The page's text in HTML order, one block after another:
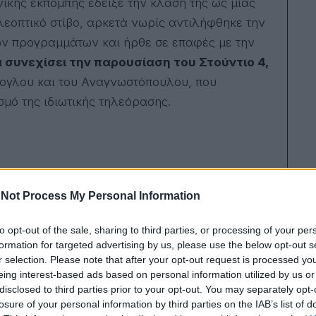
Not Process My Personal Information
opt-out of the sale, sharing to third parties, or processing of your
for targeted advertising by us, please use the below opt-out
selection. Please note that after your opt-out request is processed
interest-based ads based on personal information utilized by us
to third parties prior to your opt-out. You may separately
of your personal information by third parties on the IAB’s list of
εκπομπής έδειξε την κλάση της ως μιας
στίβο, αρκετά νωρίς αντιλήφθηκε την
προγραμμάτων και ήρθε σε επαφές με την
την παρουσίαση του Στούντιο 4,
και του Αναγνωστόπουλου, που
της ιδιωτικής τηλεόρασης.
στο Στούντιο 4 και στην επιτυχία των
αετό!
φτάνουμε λοιπόν στο φινάλε της